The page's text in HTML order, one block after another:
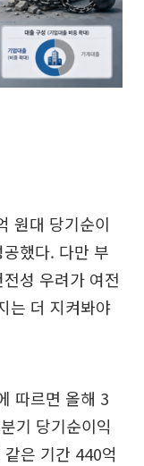
원대 당기순이
했다. 다만 부
성 우려가 여전
는 더 지켜봐야
따르면 올해 3
기 당기순이익
은 기간 440억